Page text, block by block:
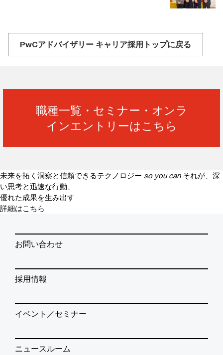
PwCアドバイザリー キャリア採用トップに戻る
職種一覧・セミナー・オンラ
インエントリーはこちら
未来を拓く洞察と信頼できるテクノロジー so you can それが、深
い思考と迅速な行動、
優れた成果を生み出す
詳細はこちら
お問い合わせ
採用情報
イベント／セミナー
ニュースルーム